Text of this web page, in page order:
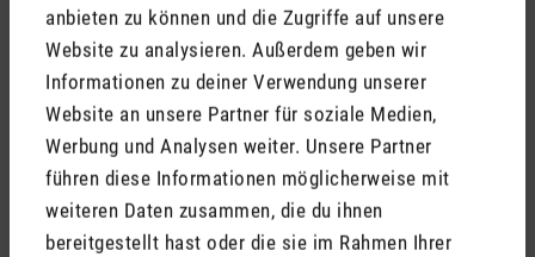
anbieten zu können und die Zugriffe auf unsere
Website zu analysieren. Außerdem geben wir
Informationen zu deiner Verwendung unserer
Website an unsere Partner für soziale Medien,
Werbung und Analysen weiter. Unsere Partner
führen diese Informationen möglicherweise mit
weiteren Daten zusammen, die du ihnen
bereitgestellt hast oder die sie im Rahmen Ihrer
Jetzt Produkt bewerten